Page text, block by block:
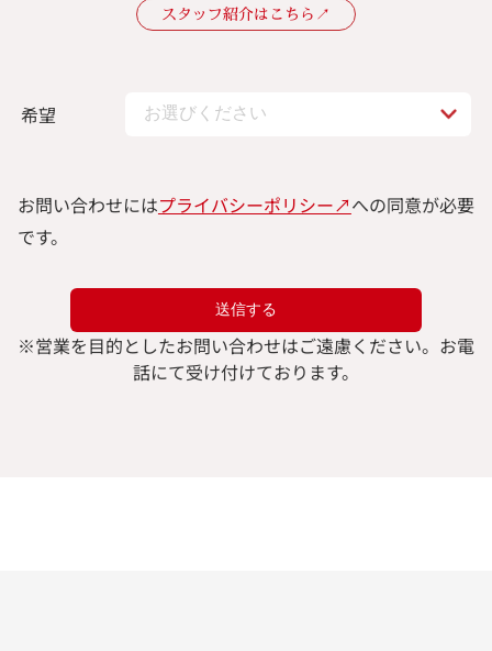
スタッフ紹介はこちら↗︎
希望
お問い合わせにはプライバシーポリシー↗︎への同意が必要
です。
※営業を目的としたお問い合わせはご遠慮ください。 お電
話にて受け付けております。